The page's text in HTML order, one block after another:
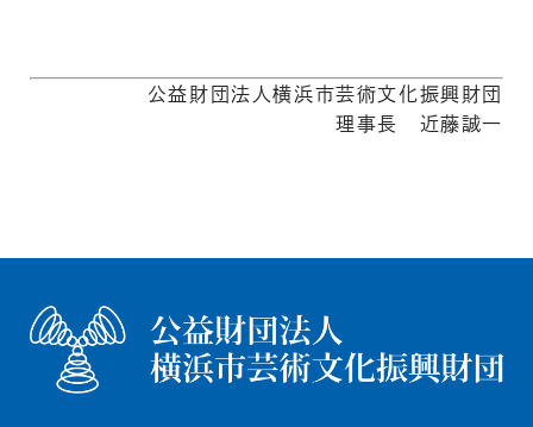
公益財団法人横浜市芸術文化振興財団
理事長 近藤誠一